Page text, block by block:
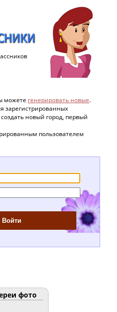
можете генерировать новые.
зарегистрированных
новый город, первый
пользователем
фото